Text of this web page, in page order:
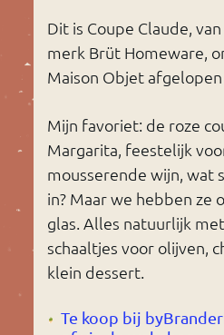
Dit is Coupe Claude,
merk Brüt Homeware,
Maison Objet
Mijn favoriet: de roze
Margarita, feestelijk
mousserende wijn, wat
in? Maar we hebben ze
glas. Alles natuurlijk
schaaltjes voor olijven,
klein dessert.
Te koop bij